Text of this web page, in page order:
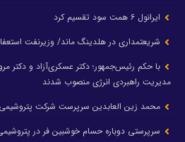
ایرانول ۶ همت سود تقسیم کرد
شریعتمداری در هلدینگ ماند/ وزیرنفت
با حکم رئیس‌جمهور؛ دکتر عسکری‌آزاد و دکتر
مدیریت راهبردی انرژی منصوب شدند
محمد زین العابدین سرپرست شرکت پتروشیمی
سرپرستی دوباره حسام خوشبین فر در پتروشیمی